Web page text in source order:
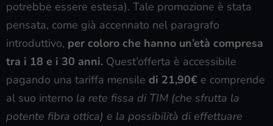
potrebbe essere estesa). Tale promozione è stata
pensata, come già accennato nel paragrafo
introduttivo, per coloro che hanno un’età compresa
tra i 18 e i 30 anni. Quest’offerta è accessibile
pagando una tariffa mensile di 21,90€ e comprende
al suo interno la rete fissa di TIM (che sfrutta la
potente fibra ottica) e la possibilità di effettuare